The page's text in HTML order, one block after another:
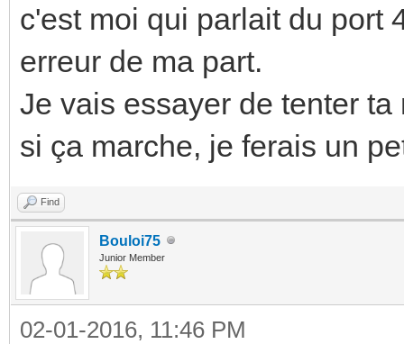
c'est moi qui parlait du port
erreur de ma part.
Je vais essayer de tenter
si ça marche, je ferais un
Find
Bouloi75
Junior Member
02-01-2016, 11:46 PM